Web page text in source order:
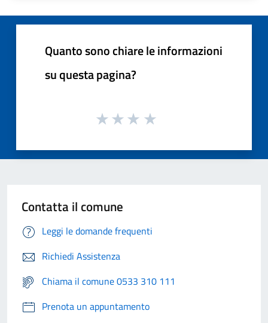
Quanto sono chiare le informazioni
su questa pagina?
Contatta il comune
Leggi le domande frequenti
Richiedi Assistenza
Chiama il comune 0533 310 111
Prenota un appuntamento